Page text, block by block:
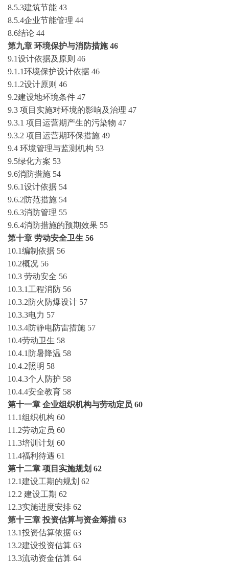
8.5.3建筑节能 43
8.5.4企业节能管理 44
8.6结论 44
第九章 环境保护与消防措施 46
9.1设计依据及原则 46
9.1.1环境保护设计依据 46
9.1.2设计原则 46
9.2建设地环境条件 47
9.3 项目实施对环境的影响及治理 47
9.3.1 项目运营期产生的污染物 47
9.3.2 项目运营期环保措施 49
9.4 环境管理与监测机构 53
9.5绿化方案 53
9.6消防措施 54
9.6.1设计依据 54
9.6.2防范措施 54
9.6.3消防管理 55
9.6.4消防措施的预期效果 55
第十章 劳动安全卫生 56
10.1编制依据 56
10.2概况 56
10.3 劳动安全 56
10.3.1工程消防 56
10.3.2防火防爆设计 57
10.3.3电力 57
10.3.4防静电防雷措施 57
10.4劳动卫生 58
10.4.1防暑降温 58
10.4.2照明 58
10.4.3个人防护 58
10.4.4安全教育 58
第十一章 企业组织机构与劳动定员 60
11.1组织机构 60
11.2劳动定员 60
11.3培训计划 60
11.4福利待遇 61
第十二章 项目实施规划 62
12.1建设工期的规划 62
12.2 建设工期 62
12.3实施进度安排 62
第十三章 投资估算与资金筹措 63
13.1投资估算依据 63
13.2建设投资估算 63
13.3流动资金估算 64